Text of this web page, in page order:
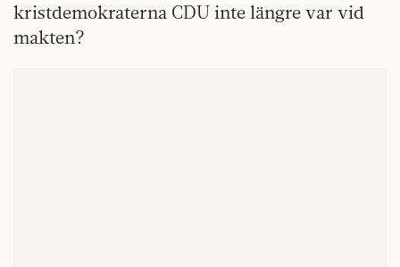
kristdemokraterna CDU inte längre var vid
makten?